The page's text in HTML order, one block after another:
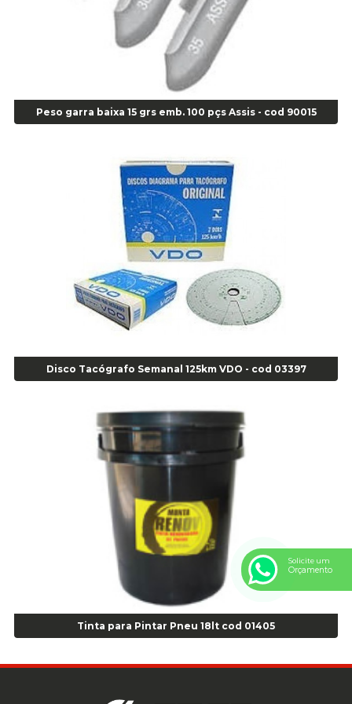
Alicate Bomba D Água - Cod 01326
Alicate Corte Diagonal - Cod 02138
Alicate Corte Frontal - Cod 02685
Alicate Corte Frontal - Cod 02685
Alicate Corte Lateral Força Dupla - Cod 03105
Alicate de Corte Diagonal - cod 02138
Alicate de Pressão Corneta (Cód. 01780)
Alicate para Abracadeira 3/16" x 1.3/16" 29840 - Gedore - Cod 02174
Alicate para Anéis Externos Bico Reto - Gedore A2 - Cod 00894
Alicate para Anéis Externos com Bico Curvo - Gedore A21 - Cod 00895
Alicate para Anéis Internos Bico Curvo - Gedore J21 - Cod 00893
Alicate para Anéis Tipo Trava Câmbio 8134 Gedore - Cod 02008
Alicate para Balanceamento - Cod 03078
Alicate para trava de cambio 398 11" - Corneta - Cod 03113
Alicate Universal - Cod 01718
Alicate Universal 8" Gedore - Cod 00133
Anel Centralizador Fiat 4 pçs - Amarelo - Cod 00517
Anel Centralizador Ford 4pçs - Verde - Cod 00518
Anel Centralizador Honda 4 pçs - Vermelho - Cod 01465
Anel Centralizador Peugeot 4pçs - Branco - Cod 01466
Anel Centralizador Renault 4pçs - Marrom - Cod 01467
Anel Centralizador Toyota 4pçs - Preto - Cod 01335
Anel Centralizador VW 4pçs - Laranja - Cod 00520
Anel de vedação Jumbo OR-224 TG - Cod: 03749
Anel de vedação Jumbo OR-449 Cod: 03752
Anel p/ montagem de pneu s/cam aro 22,5 - Cod 00166
Anel para Montagem do Pneu Sem Câmara Aro 24,5 - Cod 02935
Anel para Vedação OR 25 - Cod 01766
Anel para Vedação OR 325 - Cod 03390
Anel para Vedação OR 325 Nacional -Cod 01768
Peso garra baixa 15 grs emb. 100 pçs Assis - cod 90015
Disco Tacógrafo Semanal 125km VDO - cod 03397
Tinta para Pintar Pneu 18lt cod 01405
Solicite um
Orçamento